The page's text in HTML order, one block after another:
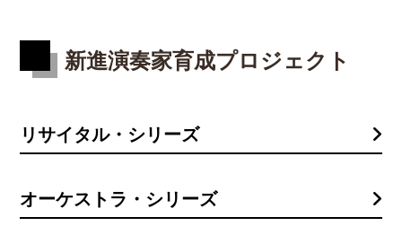
新進演奏家育成プロジェクト
リサイタル・シリーズ
オーケストラ・シリーズ